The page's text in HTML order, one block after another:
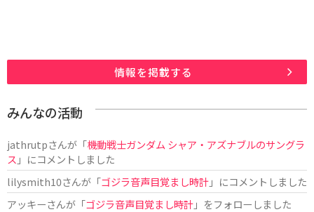
情報を掲載する
みんなの活動
jathrutpさんが「機動戦士ガンダム シャア・アズナブルのサングラ
ス 」にコメントしました
lilysmith10さんが「ゴジラ音声目覚まし時計」にコメントしました
アッキーさんが「ゴジラ音声目覚まし時計」をフォローしました